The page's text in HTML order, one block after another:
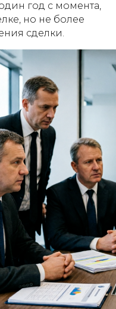
год с момента,
но не более
сделки.